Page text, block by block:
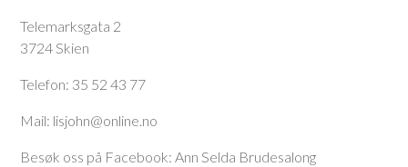
Telemarksgata 2
3724 Skien
Telefon: 35 52 43 77
Mail: lisjohn@online.no
Besøk oss på Facebook: Ann Selda Brudesalong